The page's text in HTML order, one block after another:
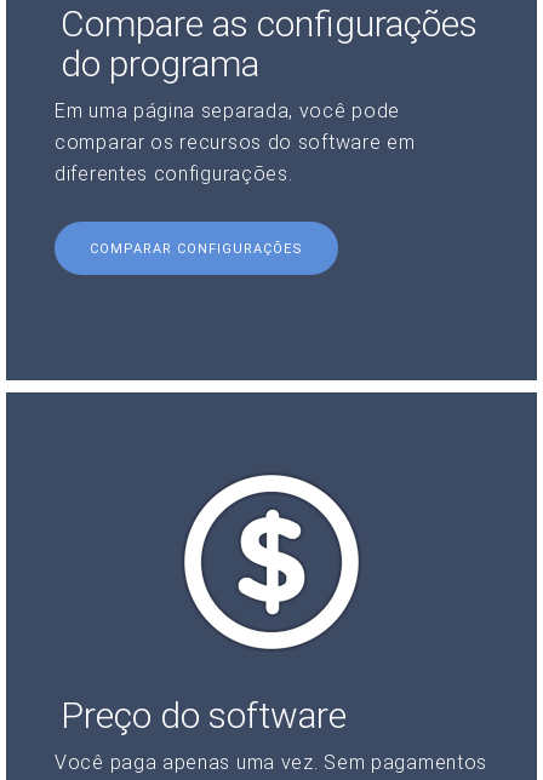
Compare as configurações
do programa
Em uma página separada, você pode
comparar os recursos do software em
diferentes configurações.
COMPARAR CONFIGURAÇÕES
Preço do software
Você paga apenas uma vez. Sem pagamentos